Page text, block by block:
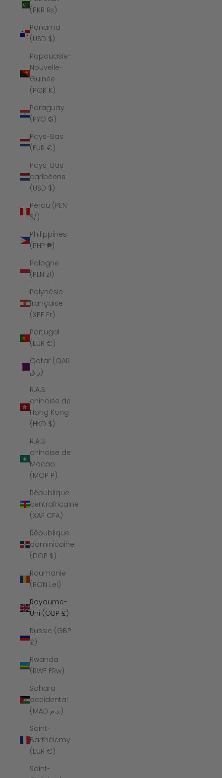
(PKR ₨)
Panama
(USD $)
Papouasie-
Nouvelle-
Guinée
(PGK K)
Paraguay
(PYG ₲)
Pays-Bas
(EUR €)
Pays-Bas
caribéens
(USD $)
Pérou (PEN
S/)
Philippines
(PHP ₱)
Pologne
(PLN zł)
Polynésie
française
(XPF Fr)
Portugal
(EUR €)
Qatar (QAR
ر.ق)
R.A.S.
chinoise de
Hong Kong
(HKD $)
R.A.S.
chinoise de
Macao
(MOP P)
République
centrafricaine
(XAF CFA)
République
dominicaine
(DOP $)
Roumanie
(RON Lei)
Royaume-
Uni (GBP £)
Russie (GBP
£)
Rwanda
(RWF FRw)
Sahara
occidental
(MAD د.م.)
Saint-
Barthélemy
(EUR €)
Saint-